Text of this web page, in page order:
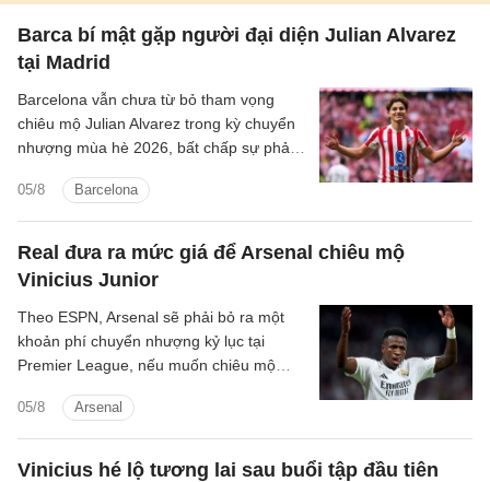
Barca bí mật gặp người đại diện Julian Alvarez
tại Madrid
05/8 Barcelona
Barcelona vẫn chưa từ bỏ tham vọng
chiêu mộ Julian Alvarez trong kỳ chuyển
nhượng mùa hè 2026, bất chấp sự phản
Real đưa ra mức giá để Arsenal chiêu mộ
Vinicius Junior
05/8 Arsenal
Theo ESPN, Arsenal sẽ phải bỏ ra một
khoản phí chuyển nhượng kỷ lục tại
Premier League, nếu muốn chiêu mộ
Vinicius hé lộ tương lai sau buổi tập đầu tiên